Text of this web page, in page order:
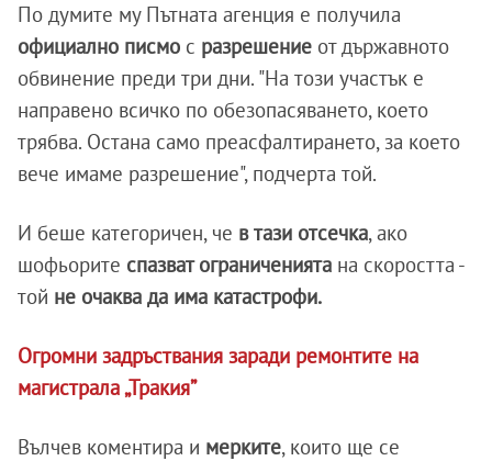
По думите му Пътната агенция е получила
официално писмо с разрешение от държавното
обвинение преди три дни. "На този участък е
направено всичко по обезопасяването, което
трябва. Остана само преасфалтирането, за което
вече имаме разрешение", подчерта той.
И беше категоричен, че в тази отсечка, ако
шофьорите спазват ограниченията на скоростта -
той не очаква да има катастрофи.
Огромни задръствания заради ремонтите на
магистрала „Тракия”
Вълчев коментира и мерките, които ще се